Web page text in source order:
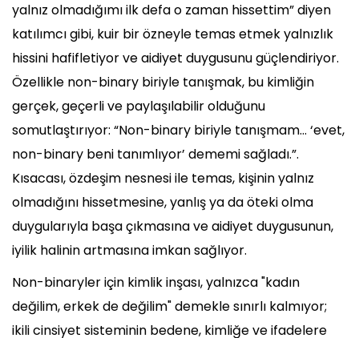
yalnız olmadığımı ilk defa o zaman hissettim” diyen
katılımcı gibi, kuir bir özneyle temas etmek yalnızlık
hissini hafifletiyor ve aidiyet duygusunu güçlendiriyor.
Özellikle non-binary biriyle tanışmak, bu kimliğin
gerçek, geçerli ve paylaşılabilir olduğunu
somutlaştırıyor: “Non-binary biriyle tanışmam... ‘evet,
non-binary beni tanımlıyor’ dememi sağladı.”.
Kısacası, özdeşim nesnesi ile temas, kişinin yalnız
olmadığını hissetmesine, yanlış ya da öteki olma
duygularıyla başa çıkmasına ve aidiyet duygusunun,
iyilik halinin artmasına imkan sağlıyor.
Non-binaryler için kimlik inşası, yalnızca "kadın
değilim, erkek de değilim" demekle sınırlı kalmıyor;
ikili cinsiyet sisteminin bedene, kimliğe ve ifadelere